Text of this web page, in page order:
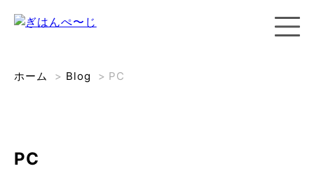
ホーム > Blog > PC
PC